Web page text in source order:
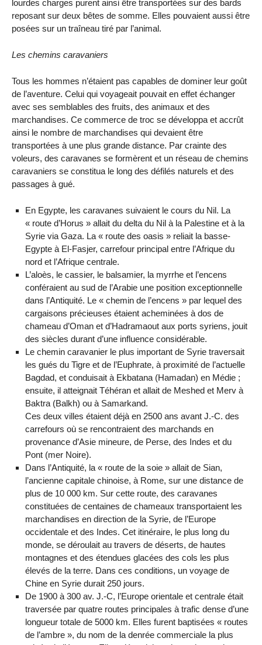
lourdes charges purent ainsi être transportées sur des bards
reposant sur deux bêtes de somme. Elles pouvaient aussi être
posées sur un traîneau tiré par l’animal.
Les chemins caravaniers
Tous les hommes n’étaient pas capables de dominer leur goût
de l’aventure. Celui qui voyageait pouvait en effet échanger
avec ses semblables des fruits, des animaux et des
marchandises. Ce commerce de troc se développa et accrût
ainsi le nombre de marchandises qui devaient être
transportées à une plus grande distance. Par crainte des
voleurs, des caravanes se formèrent et un réseau de chemins
caravaniers se constitua le long des défilés naturels et des
passages à gué.
En Egypte, les caravanes suivaient le cours du Nil. La
« route d’Horus » allait du delta du Nil à la Palestine et à la
Syrie via Gaza. La « route des oasis » reliait la basse-
Egypte à El-Fasjer, carrefour principal entre l’Afrique du
nord et l’Afrique centrale.
L’aloès, le cassier, le balsamier, la myrrhe et l’encens
conféraient au sud de l’Arabie une position exceptionnelle
dans l’Antiquité. Le « chemin de l’encens » par lequel des
cargaisons précieuses étaient acheminées à dos de
chameau d’Oman et d’Hadramaout aux ports syriens, jouit
des siècles durant d’une influence considérable.
Le chemin caravanier le plus important de Syrie traversait
les gués du Tigre et de l’Euphrate, à proximité de l’actuelle
Bagdad, et conduisait à Ekbatana (Hamadan) en Médie ;
ensuite, il atteignait Téhéran et allait de Meshed et Merv à
Baktra (Balkh) ou à Samarkand.
Ces deux villes étaient déjà en 2500 ans avant J.-C. des
carrefours où se rencontraient des marchands en
provenance d’Asie mineure, de Perse, des Indes et du
Pont (mer Noire).
Dans l’Antiquité, la « route de la soie » allait de Sian,
l’ancienne capitale chinoise, à Rome, sur une distance de
plus de 10 000 km. Sur cette route, des caravanes
constituées de centaines de chameaux transportaient les
marchandises en direction de la Syrie, de l’Europe
occidentale et des Indes. Cet itinéraire, le plus long du
monde, se déroulait au travers de déserts, de hautes
montagnes et des étendues glacées des cols les plus
élevés de la terre. Dans ces conditions, un voyage de
Chine en Syrie durait 250 jours.
De 1900 à 300 av. J.-C, l’Europe orientale et centrale était
traversée par quatre routes principales à trafic dense d’une
longueur totale de 5000 km. Elles furent baptisées « routes
de l’ambre », du nom de la denrée commerciale la plus